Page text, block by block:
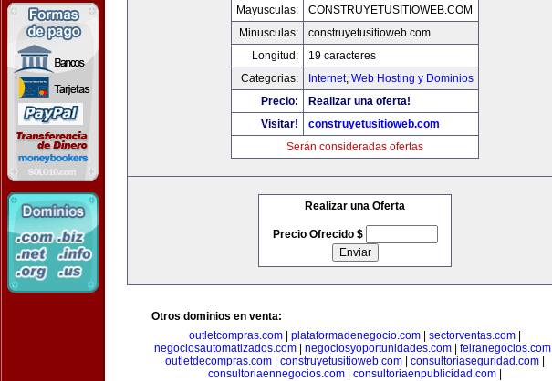
Mayusculas:
CONSTRUYETUSITIOWEB.COM
Minusculas:
construyetusitioweb.com
Longitud:
19 caracteres
Categorias:
Internet, Web Hosting y Dominios
Precio:
Realizar una oferta!
Visitar!
construyetusitioweb.com
Serán consideradas ofertas
Realizar una Oferta
Precio Ofrecido $
Otros dominios en venta:
outletcompras.com
plataformadenegocio.com sectorventas.com
negociosautomatizados.com| negociosyoportunidades.com| feiranegocios.com|
outletdecompras.com
construyetusitioweb.com consultoriaseguridad.com
consultoriaennegocios.com
consultoriaenpublicidad.com